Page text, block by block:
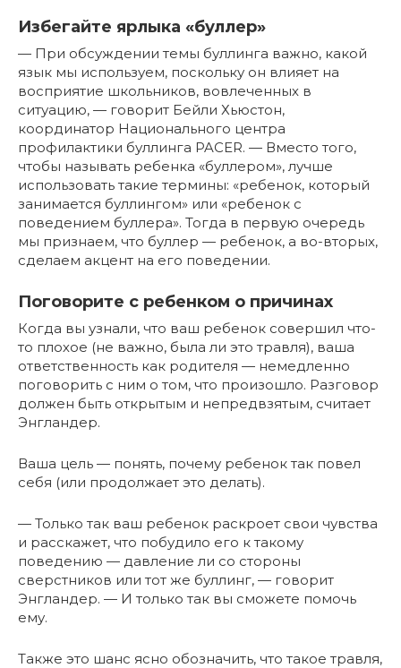
Избегайте ярлыка «буллер»
— При обсуждении темы буллинга важно, какой
язык мы используем, поскольку он влияет на
восприятие школьников, вовлеченных в
ситуацию, — говорит Бейли Хьюстон,
координатор Национального центра
профилактики буллинга PACER. — Вместо того,
чтобы называть ребенка «буллером», лучше
использовать такие термины: «ребенок, который
занимается буллингом» или «ребенок с
поведением буллера». Тогда в первую очередь
мы признаем, что буллер — ребенок, а во-вторых,
сделаем акцент на его поведении.
Поговорите с ребенком о причинах
Когда вы узнали, что ваш ребенок совершил что-
то плохое (не важно, была ли это травля), ваша
ответственность как родителя — немедленно
поговорить с ним о том, что произошло. Разговор
должен быть открытым и непредвзятым, считает
Энгландер.
Ваша цель — понять, почему ребенок так повел
себя (или продолжает это делать).
— Только так ваш ребенок раскроет свои чувства
и расскажет, что побудило его к такому
поведению — давление ли со стороны
сверстников или тот же буллинг, — говорит
Энгландер. — И только так вы сможете помочь
ему.
Также это шанс ясно обозначить, что такое травля,